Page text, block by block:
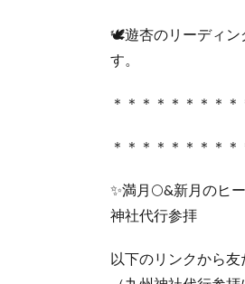
🕊️遊杏のリーディン
す。
＊＊＊＊＊＊＊＊＊
＊＊＊＊＊＊＊＊＊
✨満月🌕&新月のヒー
神社代行参拝
以下のリンクから友